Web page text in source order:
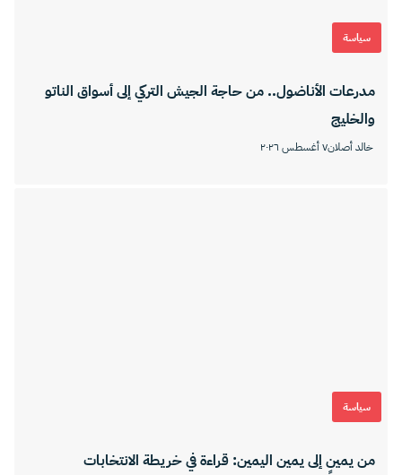
سياسة
مدرعات الأناضول.. من حاجة الجيش التركي إلى أسواق الناتو
والخليج
خالد أصلان٧ أغسطس ٢٠٢٦
سياسة
من يمينٍ إلى يمين اليمين: قراءة في خريطة الانتخابات